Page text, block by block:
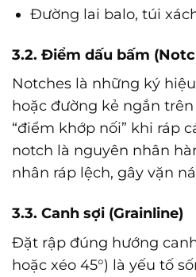
Đường lai balo, túi
3.2. Điểm dấu bấm
Notches là những ký
hoặc đường kẻ ngắn
“điểm khớp nối” khi ráp
notch là nguyên nhân
nhân ráp lệch, gây vặn
3.3. Canh sợi (Grainline)
Đặt rập đúng hướng
hoặc xéo 45°) là yếu tố